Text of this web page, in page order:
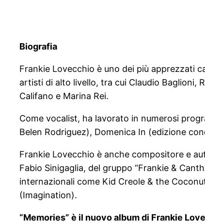
Biografia
Frankie Lovecchio è uno dei più apprezzati
artisti di alto livello, tra cui Claudio Baglioni,
Califano e Marina Rei.
Come vocalist, ha lavorato in numerosi
Belen Rodriguez), Domenica In (edizione
Frankie Lovecchio è anche compositore e
Fabio Sinigaglia, del gruppo “Frankie &
internazionali come Kid Creole & the
(Imagination).
“Memories” è il nuovo album di Frankie